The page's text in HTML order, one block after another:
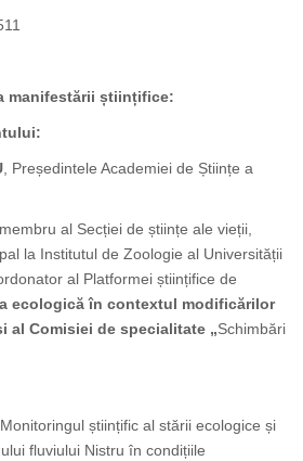
manifestării științifice:
, Președintele Academiei de Științe a
, membru al Secției de științe ale vieții,
la Institutul de Zoologie al Universității
al Platformei științifice de
ecologică în contextul modificărilor
al Comisiei de specialitate „Schimbări
„Monitoringul științific al stării ecologice și
fluviului Nistru în condițiile